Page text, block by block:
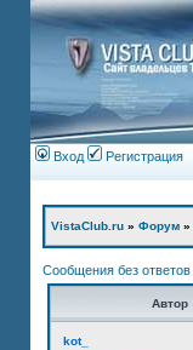
Вход Регистрация
VistaClub.ru » Форум »
Сообщения без ответов
Автор
kot_